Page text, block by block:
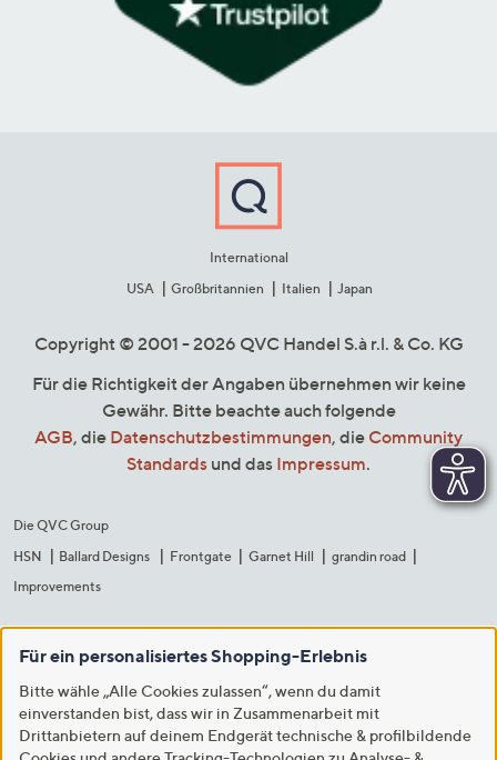
International
USA
Großbritannien Italien Japan
Copyright © 2001 - 2026 QVC Handel S.à r.l. & Co. KG
Für die Richtigkeit der Angaben übernehmen wir keine
Gewähr. Bitte beachte auch folgende
AGB, die Datenschutzbestimmungen, die Community
Standards und das Impressum.
Die QVC Group
HSN
Ballard Designs Frontgate Garnet Hill
grandin road
Improvements
Für ein personalisiertes Shopping-Erlebnis
Bitte wähle „Alle Cookies zulassen“, wenn du damit
einverstanden bist, dass wir in Zusammenarbeit mit
Drittanbietern auf deinem Endgerät technische & profilbildende